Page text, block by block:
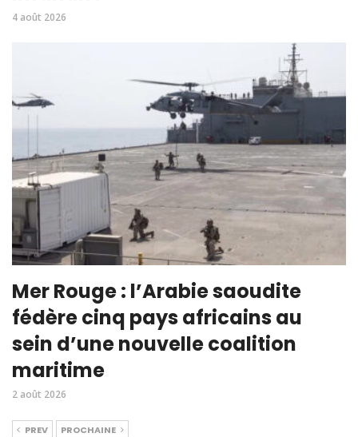
4 août 2026
Mer Rouge : l’Arabie saoudite
fédère cinq pays africains au
sein d’une nouvelle coalition
maritime
2 août 2026
PREV PROCHAINE